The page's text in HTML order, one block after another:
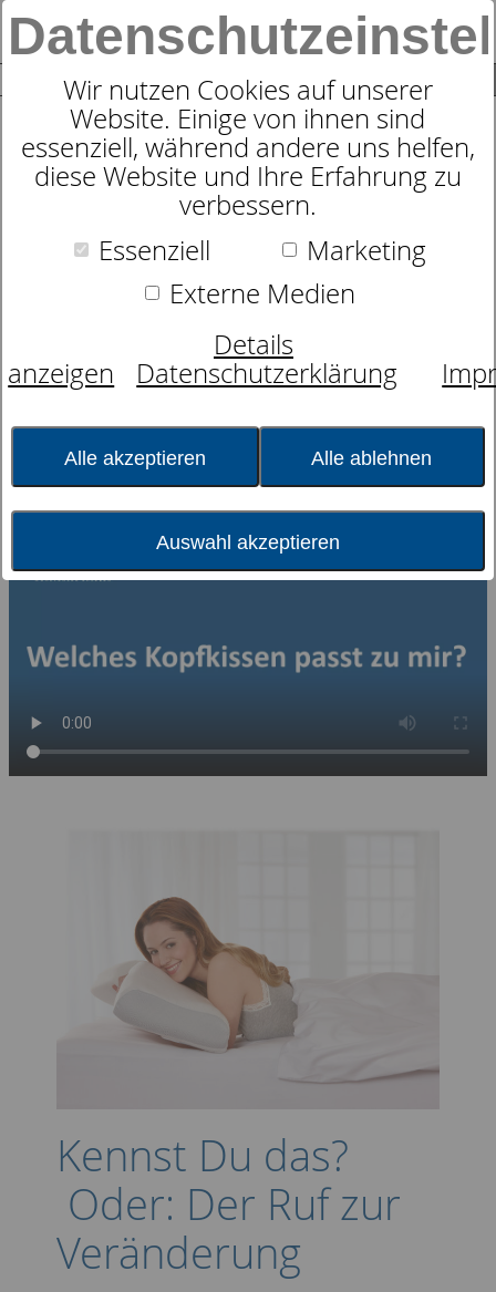
Wir nutzen Cookies auf unserer
Website. Einige von ihnen sind
essenziell, während andere uns helfen,
diese Website und Ihre Erfahrung zu
verbessern.
Essenziell
Marketing
Externe Medien
Details
anzeigen
Datenschutzerklärung
Alle akzeptieren Alle ablehnen
Auswahl akzeptieren
0
DIE REISE ZU
DEINEM PERFEKTEN
NACKENSTÜTZKISSEN
Finde die Unterstützung, die du
Kennst Du das?
Oder: Der Ruf zur
Veränderung